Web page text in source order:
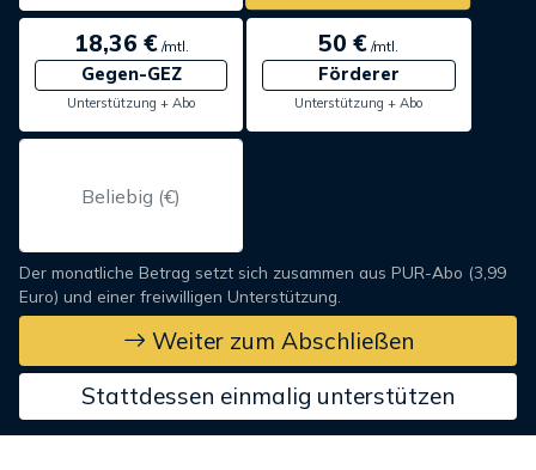
18,36 €/mtl.
Gegen-GEZ
Unterstützung + Abo
50 € /mtl.
Förderer
Unterstützung + Abo
Der monatliche Betrag setzt sich zusammen aus PUR-Abo (3,99
Euro) und einer freiwilligen Unterstützung.
Weiter zum Abschließen
Stattdessen einmalig unterstützen